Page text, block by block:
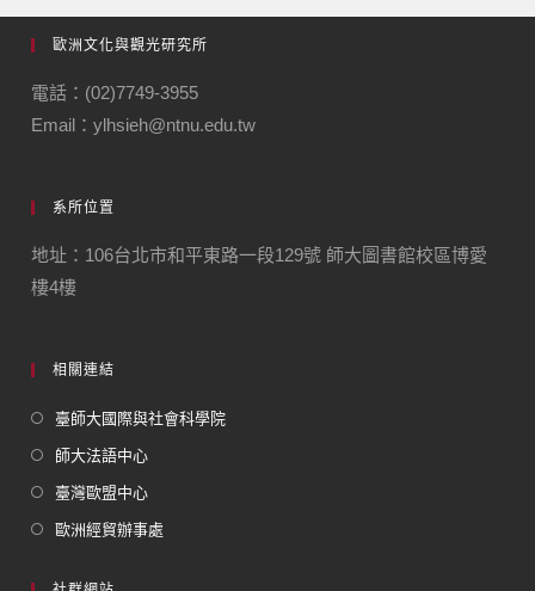
歐洲文化與觀光研究所
電話：(02)7749-3955
Email：ylhsieh@ntnu.edu.tw
系所位置
地址：106台北市和平東路一段129號 師大圖書館校區博愛
樓4樓
相關連結
臺師大國際與社會科學院
師大法語中心
臺灣歐盟中心
歐洲經貿辦事處